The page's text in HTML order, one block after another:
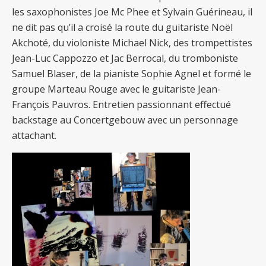
les saxophonistes Joe Mc Phee et Sylvain Guérineau, il
ne dit pas qu’il a croisé la route du guitariste Noël
Akchoté, du violoniste Michael Nick, des trompettistes
Jean-Luc Cappozzo et Jac Berrocal, du tromboniste
Samuel Blaser, de la pianiste Sophie Agnel et formé le
groupe Marteau Rouge avec le guitariste Jean-
François Pauvros. Entretien passionnant effectué
backstage au Concertgebouw avec un personnage
attachant.